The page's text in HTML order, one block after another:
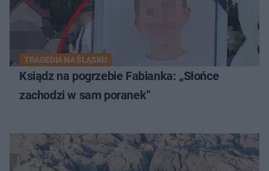
TRAGEDIA NA ŚLĄSKU
Ksiądz na pogrzebie Fabianka: „Słońce
zachodzi w sam poranek”